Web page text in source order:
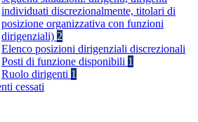
individuati discrezionalmente, titolari di
posizione organizzativa con funzioni
dirigenziali) 2
Elenco posizioni dirigenziali discrezionali
Posti di funzione disponibili 1
Ruolo dirigenti 1
cessati